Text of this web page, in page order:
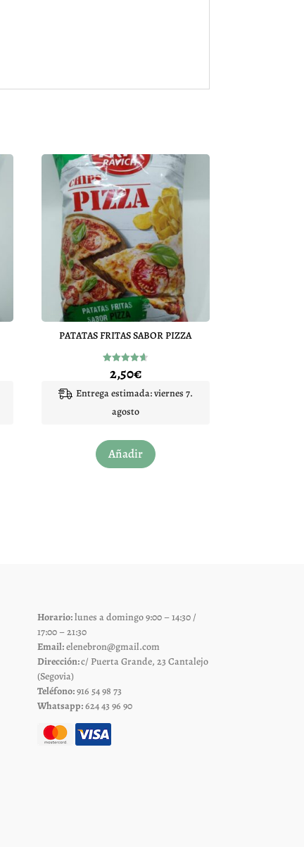
PATATAS FRITAS SABOR PIZZA
Valorado
con
de 5
2,50€
Entrega estimada: viernes 7.
agosto
Añadir
Horario:lunes a domingo 9:00 – 14:30 /
17:00 – 21:30
Email:elenebron@gmail.com
Dirección:c/ Puerta Grande, 23 Cantalejo
(Segovia)
Teléfono:916 54 98 73
Whatsapp:624 43 96 90